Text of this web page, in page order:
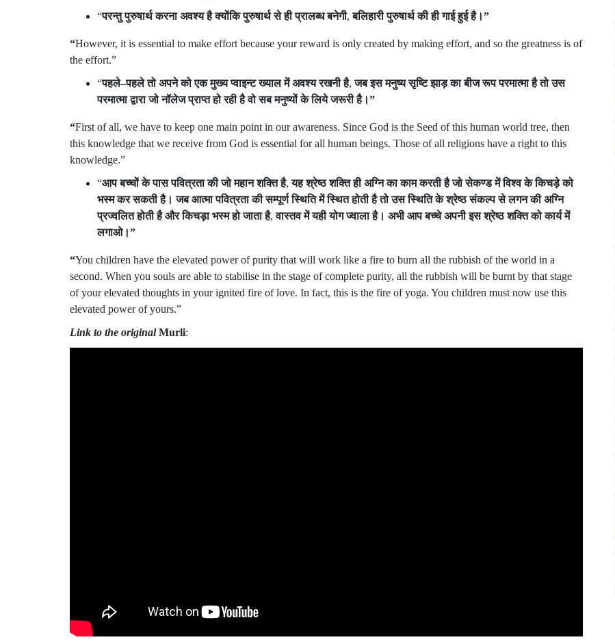
“परन्तु पुरुषार्थ करना अवश्य है क्योंकि पुरुषार्थ से ही प्रालब्ध बनेगी,बलिहारी पुरुषार्थ की ही गाई हुई है।”
“However, it is essential to make effort because your reward is only created by making effort, and so the greatness is of
the effort.”
“पहले–पहले तो अपने को एक मुख्य प्वाइन्ट ख्याल में अवश्य रखनी है,जब इस मनुष्य सृष्टि झाड़ का बीज रूप परमात्मा है तो उस
परमात्मा द्वारा जो नॉलेज प्राप्त हो रही है वो सब मनुष्यों के लिये जरूरी है।”
“First of all, we have to keep one main point in our awareness. Since God is the Seed of this human world tree, then
this knowledge that we receive from God is essential for all human beings. Those of all religions have a right to this
knowledge.”
“आप बच्चों के पास पवित्रता की जो महान शक्ति है,यह श्रेष्ठ शक्ति ही अग्नि का काम करती है जो सेकण्ड में विश्व के किचड़े को
भस्म कर सकती है। जब आत्मा पवित्रता की सम्पूर्ण स्थिति में स्थित होती है तो उस स्थिति के श्रेष्ठ संकल्प से लगन की अग्नि
प्रज्वलित होती है और किचड़ा भस्म हो जाता है,वास्तव में यही योग ज्वाला है। अभी आप बच्चे अपनी इस श्रेष्ठ शक्ति को कार्य में
लगाओ।”
“You children have the elevated power of purity that will work like a fire to burn all the rubbish of the world in a
second. When you souls are able to stabilise in the stage of complete purity, all the rubbish will be burnt by that stage
of your elevated thoughts in your ignited fire of love. In fact, this is the fire of yoga. You children must now use this
elevated power of yours.”
Link to the originalMurli: